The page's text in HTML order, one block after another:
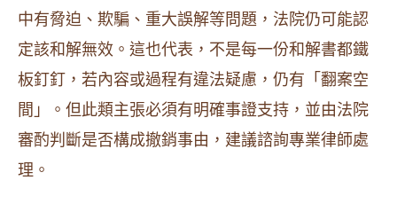
中有脅迫、欺騙、重大誤解等問題，法院仍可能認
定該和解無效。這也代表，不是每一份和解書都鐵
板釘釘，若內容或過程有違法疑慮，仍有「翻案空
間」。但此類主張必須有明確事證支持，並由法院
審酌判斷是否構成撤銷事由，建議諮詢專業律師處
理。